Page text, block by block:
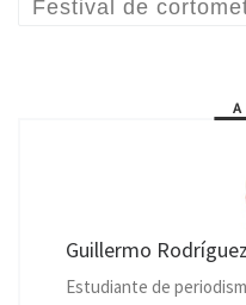
Festival de
Guillermo
Estudiante de